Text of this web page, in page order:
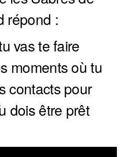
répond :
vas te faire
moments où tu
contacts pour
dois être prêt